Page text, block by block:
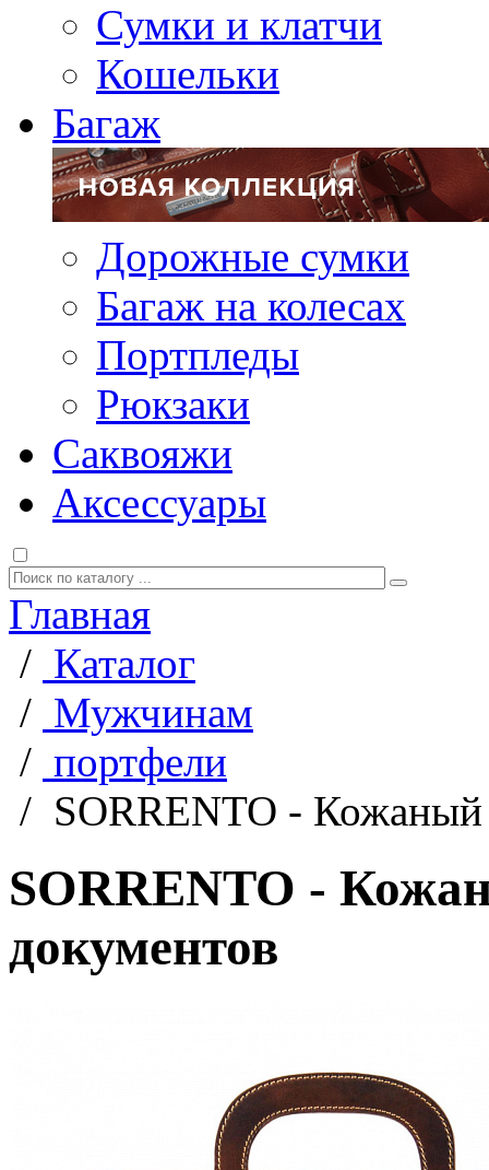
Сумки и клатчи
Кошельки
Багаж
Дорожные сумки
Багаж на колесах
Портпледы
Рюкзаки
Саквояжи
Аксессуары
Главная
/ Каталог
/ Мужчинам
/ портфели
/ SORRENTO - Кожаный
SORRENTO -
документов